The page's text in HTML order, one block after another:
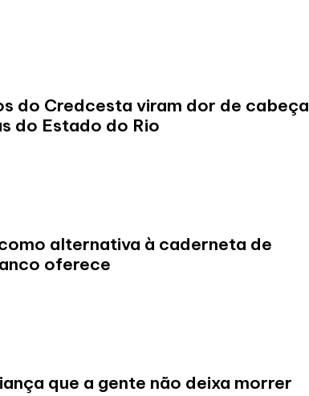
do Credcesta viram dor de cabeça
do Estado do Rio
alternativa à caderneta de
oferece
que a gente não deixa morrer